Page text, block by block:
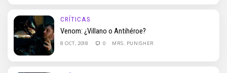
CRÍTICAS
Venom: ¿Villano o Antihéroe?
8 OCT, 2018 0 MRS. PUNISHER